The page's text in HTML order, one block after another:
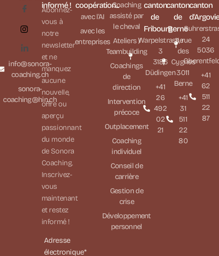
info@sonora-
coaching.ch
sonora-
coaching@hin.ch
informé !
Abonnez-
vous à
notre
newsletter
et ne
manquez
aucune
nouvelle,
offre ou
aperçu
passionnant
du monde
de Sonora
Coaching.
Inscrivez-
vous
maintenant
et restez
informé !
Adresse
électronique*
coopération...
avec l'AI
avec les
entreprises
Coaching
assisté par
le cheval
Ateliers /
Teambuilding
Coachings
de
direction
Intervention
précoce
Outplacement
Coaching
individuel
Conseil de
carrière
Gestion de
crise
Développement
personnel
canton
de
Fribourg
Warpelstrasse
3
3186
Düdingen
+41
26
492
02
21
canton
de
Berne
11, rue
des
Cygnes
3011
Berne
+41
31
511
22
80
canton
d'Argovie
24
5036
+41
62
511
22
87